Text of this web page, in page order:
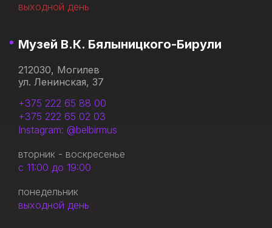
выходной день
Музей В.К. Бялыницкого-Бирули
212030, Могилев
ул. Ленинская, 37
+375 222 65 88 00
+375 222 65 02 03
Instagram: @belbirmus
вторник - воскресенье
с 11:00 до 19:00
понедельник
выходной день